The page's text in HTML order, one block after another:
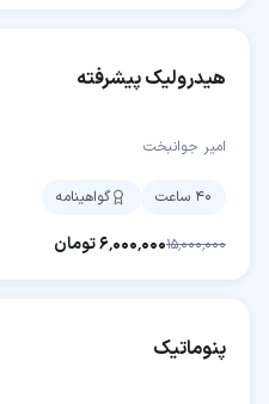
هیدرولیک پیشرفته
امیر جوانبخت
۴۰ ساعت گواهینامه
۱۵٬۰۰۰٬۰۰۰۶٬۰۰۰٬۰۰۰تومان
پنوماتیک